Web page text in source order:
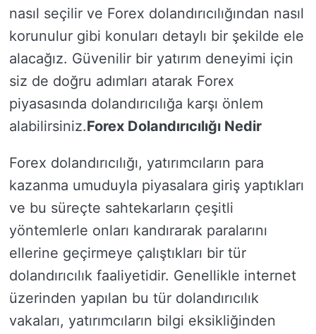
nasıl seçilir ve Forex dolandırıcılığından nasıl
korunulur gibi konuları detaylı bir şekilde ele
alacağız. Güvenilir bir yatırım deneyimi için
siz de doğru adımları atarak Forex
piyasasında dolandırıcılığa karşı önlem
alabilirsiniz.Forex Dolandırıcılığı Nedir
Forex dolandırıcılığı, yatırımcıların para
kazanma umuduyla piyasalara giriş yaptıkları
ve bu süreçte sahtekarların çeşitli
yöntemlerle onları kandırarak paralarını
ellerine geçirmeye çalıştıkları bir tür
dolandırıcılık faaliyetidir. Genellikle internet
üzerinden yapılan bu tür dolandırıcılık
vakaları, yatırımcıların bilgi eksikliğinden